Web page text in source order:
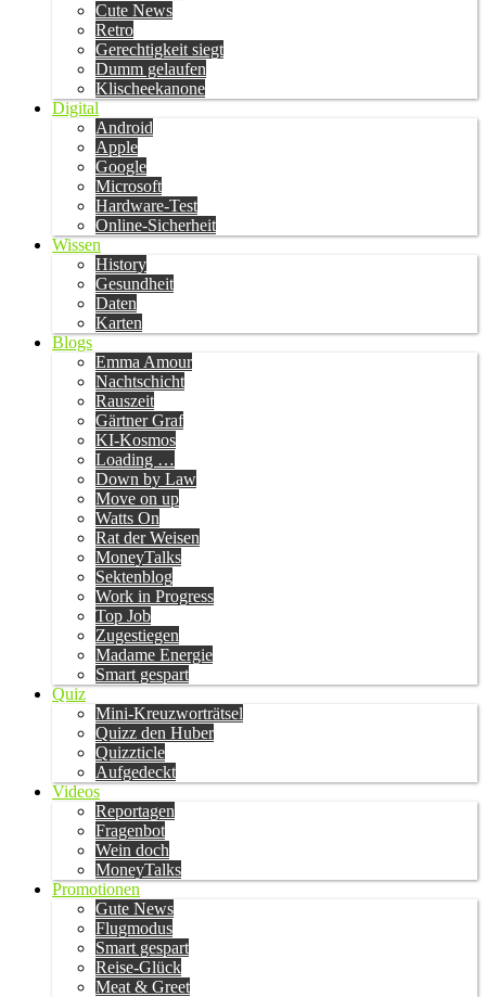
Cute News
Retro
Gerechtigkeit siegt
Dumm gelaufen
Klischeekanone
Digital
Android
Apple
Google
Microsoft
Hardware-Test
Online-Sicherheit
Wissen
History
Gesundheit
Daten
Karten
Blogs
Emma Amour
Nachtschicht
Rauszeit
Gärtner Graf
KI-Kosmos
Loading …
Down by Law
Move on up
Watts On
Rat der Weisen
MoneyTalks
Sektenblog
Work in Progress
Top Job
Zugestiegen
Madame Energie
Smart gespart
Quiz
Mini-Kreuzworträtsel
Quizz den Huber
Quizzticle
Aufgedeckt
Videos
Reportagen
Fragenbot
Wein doch
MoneyTalks
Promotionen
Gute News
Flugmodus
Smart gespart
Reise-Glück
Meat & Greet